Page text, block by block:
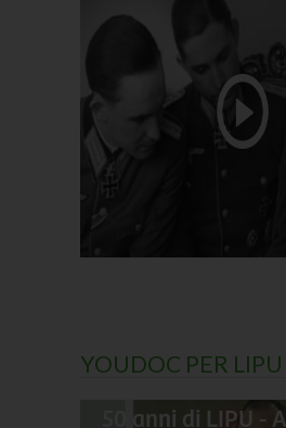
YOUDOC PER LIPU
50 anni di LIPU -